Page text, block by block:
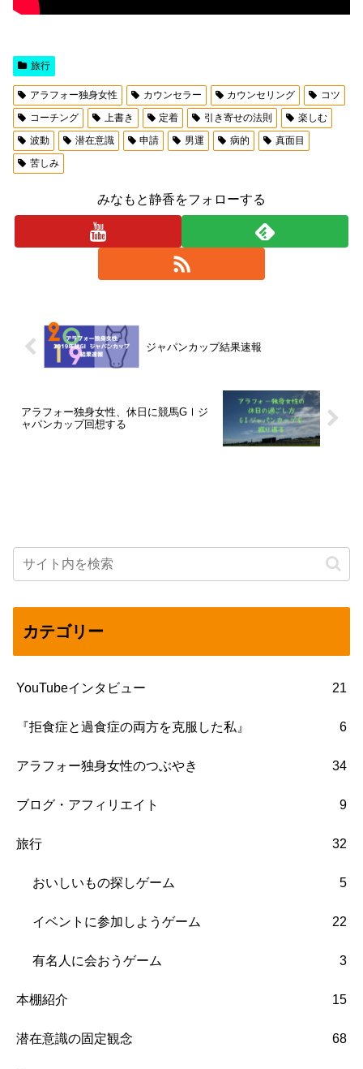
旅行
アラフォー独身女性 カウンセラー カウンセリング
コツ
コーチング
上書き 定着 引き寄せの法則
楽しむ
波動
潜在意識 申請 男運 病的
真面目
苦しみ
みなもと静香をフォローする
ジャパンカップ結果速報
アラフォー独身女性、休日に競馬GⅠジ
ャパンカップ回想する
カテゴリー
YouTubeインタビュー 21
『拒食症と過食症の両方を克服した私』 6
アラフォー独身女性のつぶやき 34
ブログ・アフィリエイト 9
旅行 32
おいしいもの探しゲーム 5
イベントに参加しようゲーム 22
有名人に会おうゲーム 3
本棚紹介 15
潜在意識の固定観念 68